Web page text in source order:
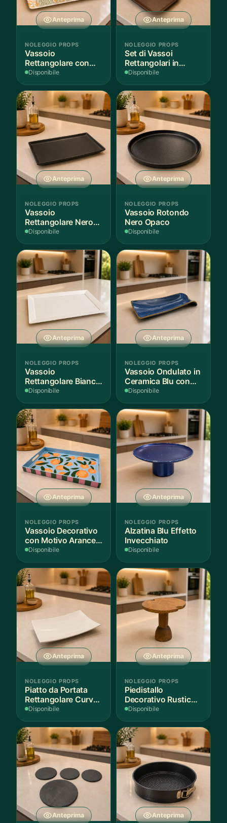
Anteprima
NOLEGGIO PROPS
Vassoio
Rettangolare con
Fantasia
Disponibile
Anteprima
NOLEGGIO PROPS
Set di Vassoi
Rettangolari in
Finitura Legno
Disponibile
Anteprima
NOLEGGIO PROPS
Vassoio
Rettangolare Nero
Opaco
Disponibile
Anteprima
NOLEGGIO PROPS
Vassoio Rotondo
Nero Opaco
Disponibile
Anteprima
NOLEGGIO PROPS
Vassoio
Rettangolare Bianco
per Scenografie
Disponibile
Anteprima
NOLEGGIO PROPS
Vassoio Ondulato in
Ceramica Blu con
Bordo Dorato
Disponibile
Anteprima
NOLEGGIO PROPS
Vassoio Decorativo
con Motivo Arance e
Foglie
Disponibile
Anteprima
NOLEGGIO PROPS
Alzatina Blu Effetto
Invecchiato
Disponibile
Anteprima
NOLEGGIO PROPS
Piatto da Portata
Rettangolare Curvo
Bianco
Disponibile
Anteprima
NOLEGGIO PROPS
Piedistallo
Decorativo Rustico
in Legno
Disponibile
Anteprima Anteprima